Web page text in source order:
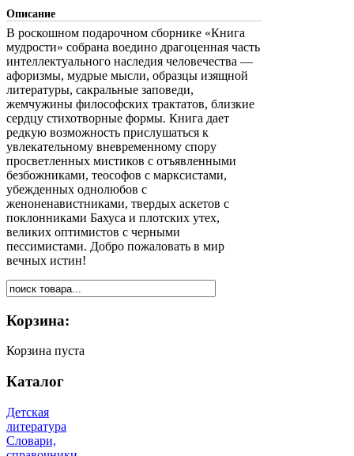
Описание
В роскошном подарочном сборнике «Книга
мудрости» собрана воедино драгоценная часть
интеллектуального наследия человечества —
афоризмы, мудрые мысли, образцы изящной
литературы, сакральные заповеди,
жемчужины философских трактатов, близкие
сердцу стихотворные формы. Книга дает
редкую возможность прислушаться к
увлекательному вневременному спору
просветленных мистиков с отъявленными
безбожниками, теософов с марксистами,
убежденных однолюбов с
женоненавистниками, твердых аскетов с
поклонниками Бахуса и плотских утех,
великих оптимистов с черными
пессимистами. Добро пожаловать в мир
вечных истин!
Корзина:
Корзина пуста
Каталог
Детская
литература
Словари,